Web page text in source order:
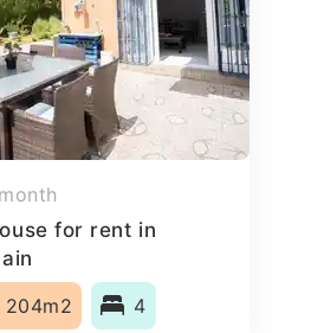
for rent in
204m2 4